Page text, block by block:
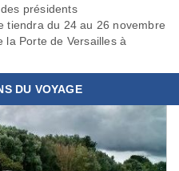
présidents
tiendra du 24 au 26 novembre
la Porte de Versailles à
DU VOYAGE